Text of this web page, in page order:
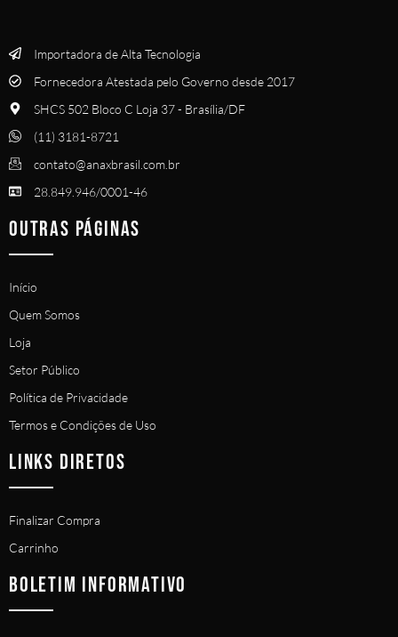
Importadora de Alta Tecnologia
Fornecedora Atestada pelo Governo desde 2017
SHCS 502 Bloco C Loja 37 - Brasília/DF
(11) 3181-8721
contato@anaxbrasil.com.br
28.849.946/0001-46
OUTRAS PÁGINAS
Início
Quem Somos
Loja
Setor Público
Política de Privacidade
Termos e Condições de Uso
LINKS DIRETOS
Finalizar Compra
Carrinho
BOLETIM INFORMATIVO